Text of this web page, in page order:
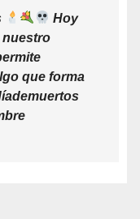
Hoy
nuestro
que forma